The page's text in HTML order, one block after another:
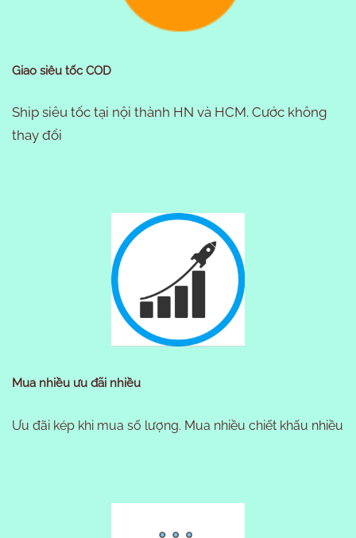
Giao siêu tốc COD
Ship siêu tốc tại nội thành HN và HCM. Cước không
thay đổi
Mua nhiều ưu đãi nhiều
Ưu đãi kép khi mua số lượng. Mua nhiều chiết khấu nhiều